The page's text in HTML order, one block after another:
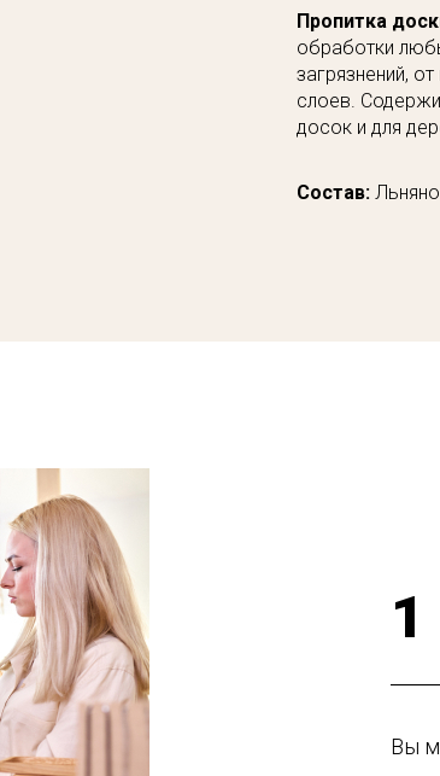
Пропитка
обработки
загрязнений,
слоев.
досок и для
Состав:
1
Вы